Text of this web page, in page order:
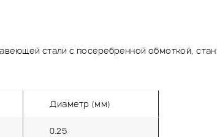
стали с посеребренной обмоткой,
Диаметр (мм)
0.25